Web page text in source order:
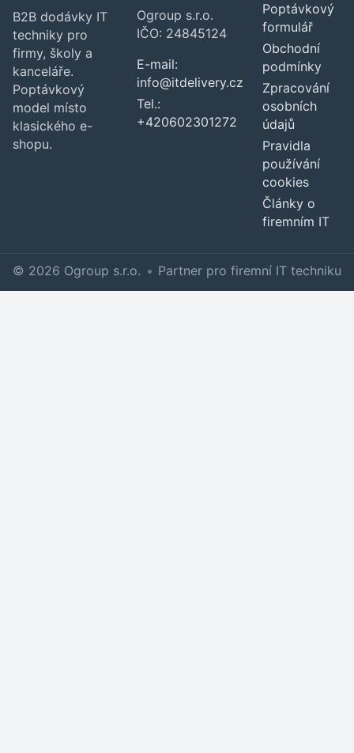
B2B dodávky IT
techniky pro
firmy, školy a
kanceláře.
Poptávkový
model místo
klasického e-
shopu.
Ogroup s.r.o.
IČO: 24845124
E-mail:
info@itdelivery.cz
Tel.:
+420602301272
Poptávkový
formulář
Obchodní
podmínky
Zpracování
osobních
údajů
Pravidla
používání
cookies
Články o
firemním IT
© 2026 Ogroup s.r.o. • Partner pro firemní IT techniku